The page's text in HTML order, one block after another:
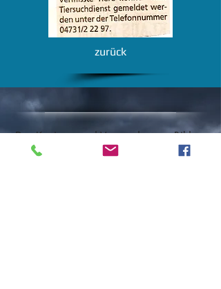
zurück
Das Kopieren und Verwenden von Bildern
oder Texten dieser Webseiten bedarf